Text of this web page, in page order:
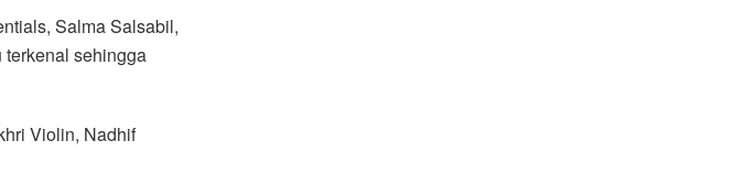
Salma Salsabil,
terkenal sehingga
Violin, Nadhif